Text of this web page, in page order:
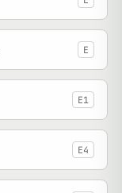
E
E1
E4